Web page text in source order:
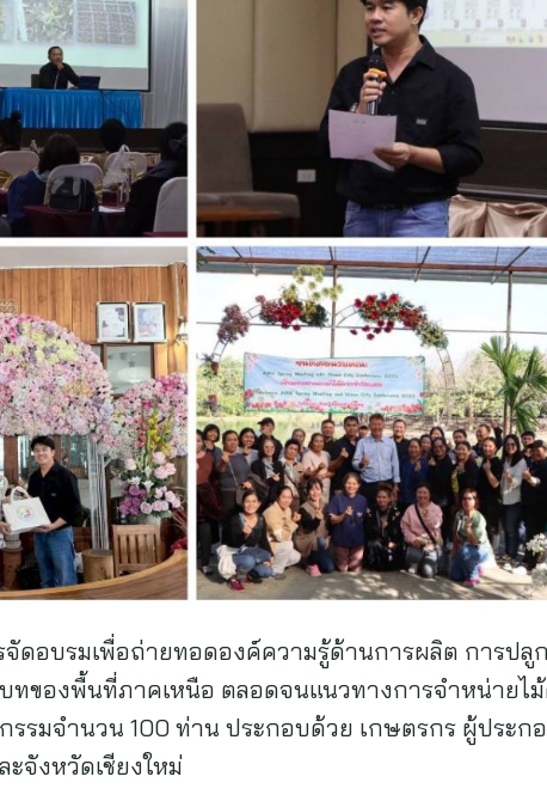
ดอบรมเพื่อถ่ายทอดองค์ความรู้ด้านการผลิต การปลู
ทของพื้นที่ภาคเหนือ ตลอดจนแนวทางการจำหน่ายไ
รรมจำนวน 100 ท่าน ประกอบด้วย เกษตรกร ผู้ประก
ะจังหวัดเชียงใหม่